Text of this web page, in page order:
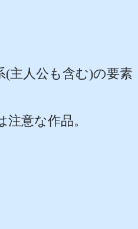
主人公も含む)の要素
意な作品。